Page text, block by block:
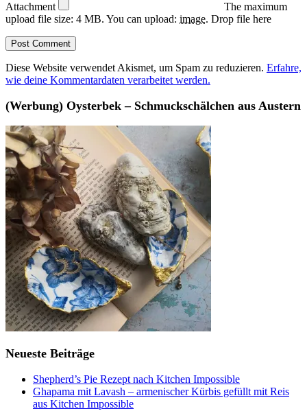
Attachment
The maximum
upload file size: 4 MB. You can upload: image. Drop file here
Diese Website verwendet Akismet, um Spam zu reduzieren. Erfahre,
wie deine Kommentardaten verarbeitet werden.
(Werbung) Oysterbek – Schmuckschälchen aus Austern
Neueste Beiträge
Shepherd’s Pie Rezept nach Kitchen Impossible
Ghapama mit Lavash – armenischer Kürbis gefüllt mit Reis
aus Kitchen Impossible